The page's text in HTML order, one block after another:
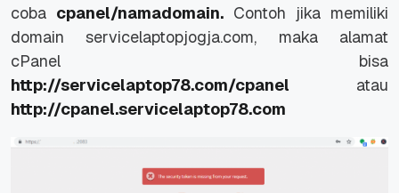
coba cpanel/namadomain. Contoh jika memiliki
domain servicelaptopjogja.com, maka alamat
cPanel bisa
http://servicelaptop78.com/cpanel atau
http://cpanel.servicelaptop78.com